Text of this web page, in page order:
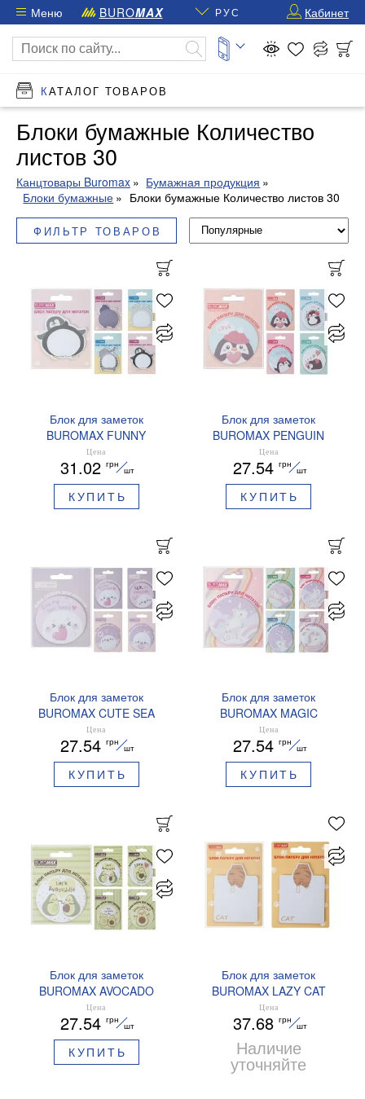
Меню BUROMAX РУС Кабинет
КАТАЛОГ ТОВАРОВ
Блоки бумажные Количество
листов 30
Канцтовары Buromax
Бумажная продукция
Блоки бумажные
Блоки бумажные Количество листов 30
ФИЛЬТР ТОВАРОВ
Блок для заметок
BUROMAX FUNNY
ANIMALS BM.2381-76
75х75 мм
Цена
31.02 грн
шт
КУПИТЬ
Блок для заметок
BUROMAX PENGUIN
BM.2381-74 70 мм
Цена
27.54 грн
шт
КУПИТЬ
Блок для заметок
BUROMAX CUTE SEA
BM.2381-72 70 мм
Цена
27.54 грн
шт
КУПИТЬ
Блок для заметок
BUROMAX MAGIC
UNICORN BM.2381-76 70
мм
Цена
27.54 грн
шт
КУПИТЬ
Блок для заметок
BUROMAX AVOCADO
BM.2381-71 70 мм
Цена
27.54 грн
шт
КУПИТЬ
Блок для заметок
BUROMAX LAZY CAT
BM.2381-77 70х94 мм
Цена
37.68 грн
шт
Наличие
уточняйте